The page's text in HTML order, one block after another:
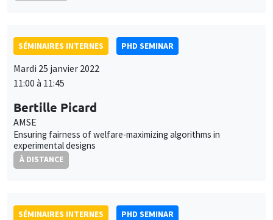
SÉMINAIRES INTERNES PHD SEMINAR
Mardi 25 janvier 2022
11:00 à 11:45
Bertille Picard
AMSE
Ensuring fairness of welfare-maximizing algorithms in
experimental designs
À DISTANCE
SÉMINAIRES INTERNES
PHD SEMINAR